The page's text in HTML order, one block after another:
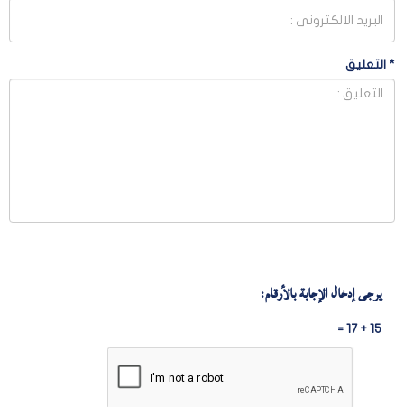
* التعليق
يرجى إدخال الإجابة بالأرقام:
15 + 17 =